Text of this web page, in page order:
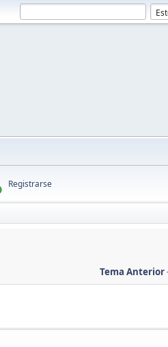
Registrarse
Tema Anterior